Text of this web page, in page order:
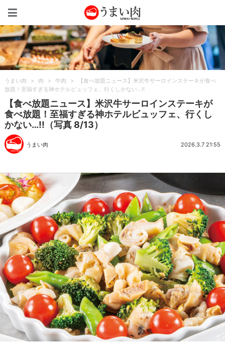
うまい肉 > 肉 > 牛肉 >
【食べ放題ニュース】米沢牛サーロインステーキが食べ
放題！至福すぎる神ホテルビュッフェ、行くしかない…!!
【食べ放題ニュース】米沢牛サーロインステーキが
食べ放題！至福すぎる神ホテルビュッフェ、行くし
かない…!!（写真 8/13）
うまい肉 2026.3.7 21:55